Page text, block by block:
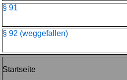
§ 91
§ 92 (weggefallen)
Startseite